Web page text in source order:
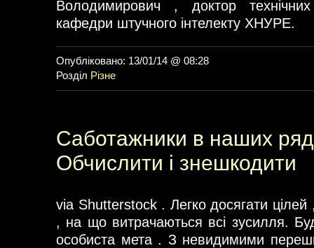
Володимирович , доктор
кафедри штучного інтелекту ХНУРЕ.
Опубліковано: 13/01/14 @ 08:28
Розділ Різне
Саботажники в наших
Обчислити і знешкодити
via Shutterstock . Легко досягати
, на що витрачаються всі зусилля.
особиста мета . З невидимими